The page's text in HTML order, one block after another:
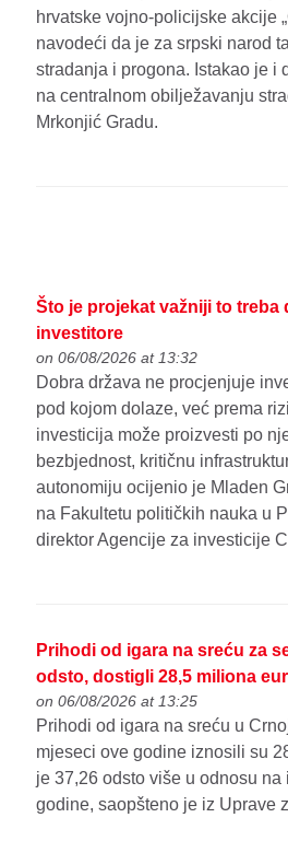
hrvatske vojno-policijske akcije
navodeći da je za srpski narod
stradanja i progona. Istakao je i
na centralnom obilježavanju
Mrkonjić Gradu.
Što je projekat važniji to treba
investitore
on 06/08/2026 at 13:32
Dobra država ne procjenjuje
pod kojom dolaze, već prema
investicija može proizvesti po
bezbjednost, kritičnu
autonomiju ocijenio je Mladen
na Fakultetu političkih nauka u
direktor Agencije za investicije
Prihodi od igara na sreću za
odsto, dostigli 28,5 miliona
on 06/08/2026 at 13:25
Prihodi od igara na sreću u
mjeseci ove godine iznosili su
je 37,26 odsto više u odnosu
godine, saopšteno je iz Uprave